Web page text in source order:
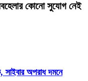
কোনো সুযোগ নেই
সাইবার অপরাধ দমনে